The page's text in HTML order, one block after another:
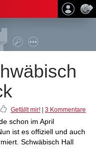
Gefällt mir! 3 Kommentare
schon im April
ist es offiziell und auch
Schwäbisch Hall